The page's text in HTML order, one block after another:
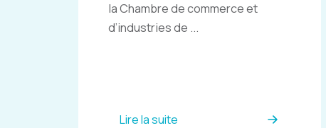
la Chambre de commerce et
d’industries de ...
Lire la suite